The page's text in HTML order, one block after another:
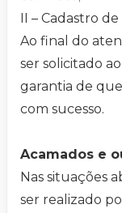
II – Cadastro de
Ao final do
ser solicitado
garantia de
com sucesso.
Acamados e
Nas situações
ser realizado